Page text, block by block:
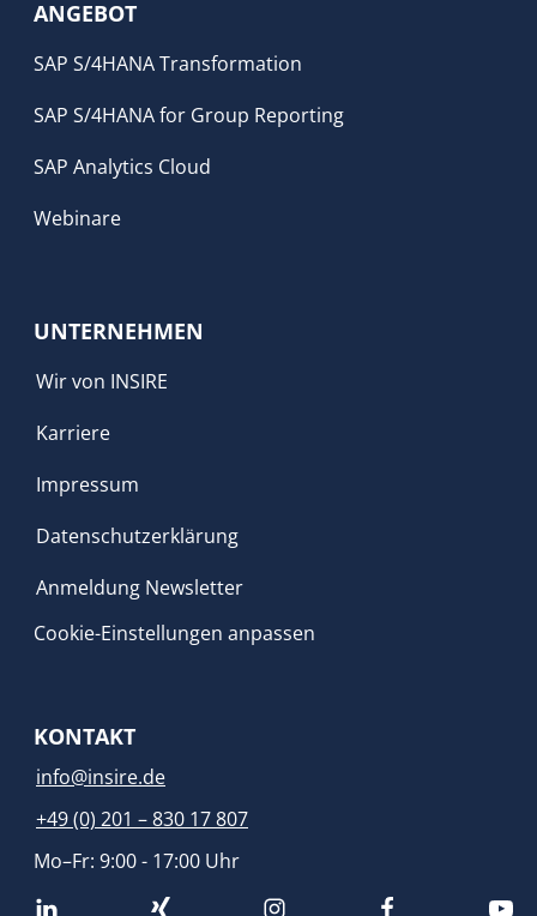
ANGEBOT
SAP S/4HANA Transformation
SAP S/4HANA for Group Reporting
SAP Analytics Cloud
Webinare
UNTERNEHMEN
Wir von INSIRE
Karriere
Impressum
Datenschutzerklärung
Anmeldung Newsletter
Cookie-Einstellungen anpassen
KONTAKT
info@insire.de
+49 (0) 201 – 830 17 807
Mo–Fr: 9:00 - 17:00 Uhr